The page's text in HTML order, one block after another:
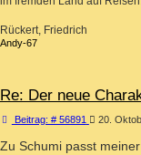
Rückert, Friedrich
Andy-67
Re: Der neue
Beitrag: # 56891 Beitrag
20.
Zu Schumi passt